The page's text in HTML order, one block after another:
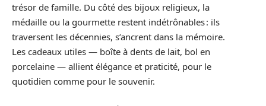
trésor de famille. Du côté des bijoux religieux, la
médaille ou la gourmette restent indétrônables : ils
traversent les décennies, s’ancrent dans la mémoire.
Les cadeaux utiles — boîte à dents de lait, bol en
porcelaine — allient élégance et praticité, pour le
quotidien comme pour le souvenir.